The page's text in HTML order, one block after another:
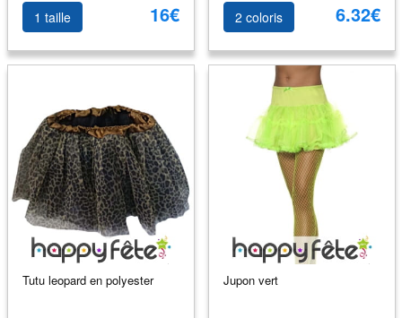
1 taille 16€ 2 coloris 6.32€
Tutu leopard en polyester Jupon vert